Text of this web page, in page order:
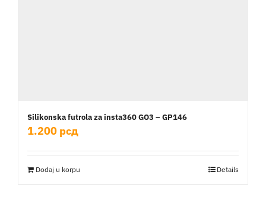
Silikonska futrola za insta360 GO3 – GP146
1.200 рсд
Dodaj u korpu Details